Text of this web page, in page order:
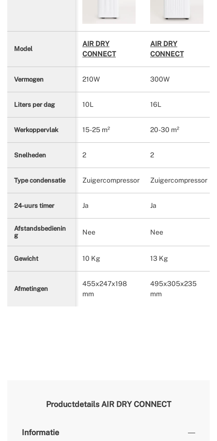
Model
AIR DRY
CONNECT
AIR DRY
CONNECT
Vermogen 210W 300W
Liters per dag 10L 16L
Werkoppervlak 15-25 m² 20-30 m²
Snelheden 2 2
Type condensatie Zuigercompressor Zuigercompressor
24-uurs timer Ja Ja
Afstandsbedienin
g
Nee Nee
Gewicht 10 Kg 13 Kg
Afmetingen
455x247x198
mm
495x305x235
mm
Productdetails AIR DRY CONNECT
Informatie